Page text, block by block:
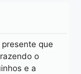
que
o
e a